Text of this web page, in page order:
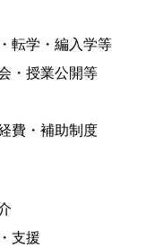
転学・編入学等
・授業公開等
費・補助制度
支援